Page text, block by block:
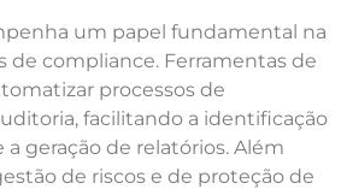
um papel fundamental na
de compliance. Ferramentas de
processos de
facilitando a identificação
geração de relatórios. Além
de riscos e de proteção de